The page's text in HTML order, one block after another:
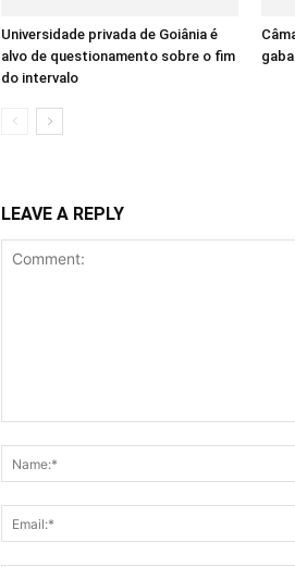
Universidade privada de Goiânia é
alvo de questionamento sobre o fim
do intervalo
LEAVE A REPLY